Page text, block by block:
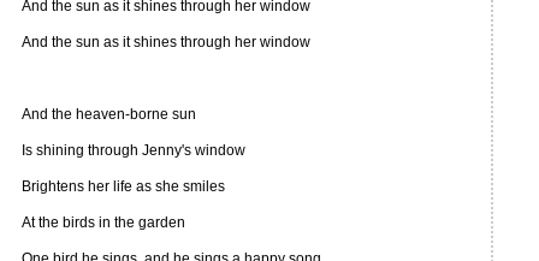
And the sun as it shines through her window
And the sun as it shines through her window
And the heaven-borne sun
Is shining through Jenny's window
Brightens her life as she smiles
At the birds in the garden